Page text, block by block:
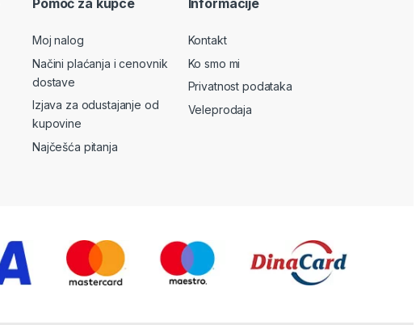
Moj nalog
Načini plaćanja i cenovnik
dostave
Izjava za odustajanje od
kupovine
Najčešća pitanja
Kontakt
Ko smo mi
Privatnost podataka
Veleprodaja